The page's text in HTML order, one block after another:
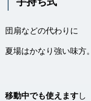
団扇などの代わりに
夏場はかなり強い味方。
移動中でも使えますし